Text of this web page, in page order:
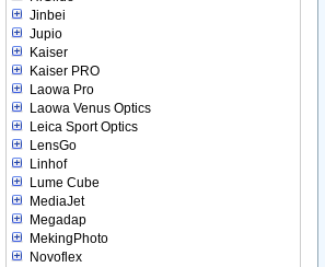
Jinbei
Jupio
Kaiser
Kaiser PRO
Laowa Pro
Laowa Venus Optics
Leica Sport Optics
LensGo
Linhof
Lume Cube
MediaJet
Megadap
MekingPhoto
Novoflex